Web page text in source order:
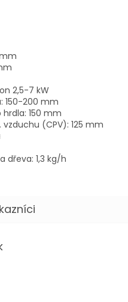
mm
mm
440 mm
467 mm
384 mm
105 kg
výkon 2,5-7 kW
150-200 mm
hrdla: 150 mm
vzduchu (CPV): 125 mm
10 Pa
83,8 %
dřeva: 1,3 kg/h
je 5 z 5 hvězdiček.